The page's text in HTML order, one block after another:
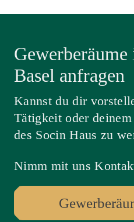
Basel anfragen
Kannst du dir
Tätigkeit oder
des Socin Haus zu
Nimm mit uns